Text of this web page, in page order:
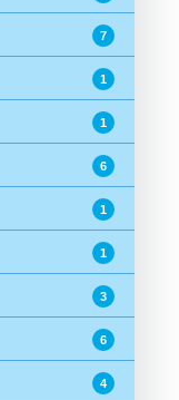
7
1
1
6
1
1
3
6
4